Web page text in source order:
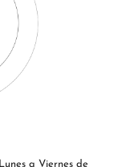
Lunes a Viernes de